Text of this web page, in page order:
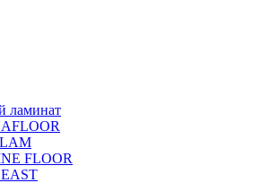
ламинат
FLOOR